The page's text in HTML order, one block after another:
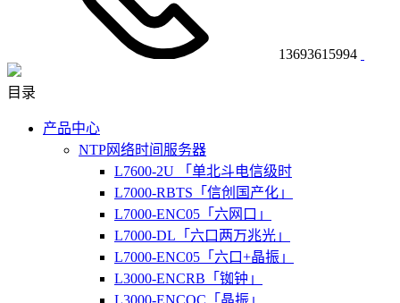
13693615994
目录
产品中心
NTP网络时间服务器
L7600-2U 「单北斗电信级时
L7000-RBTS「信创国产化」
L7000-ENC05「六网口」
L7000-DL「六口两万兆光」
L7000-ENC05「六口+晶振」
L3000-ENCRB「铷钟」
L3000-ENCOC「晶振」